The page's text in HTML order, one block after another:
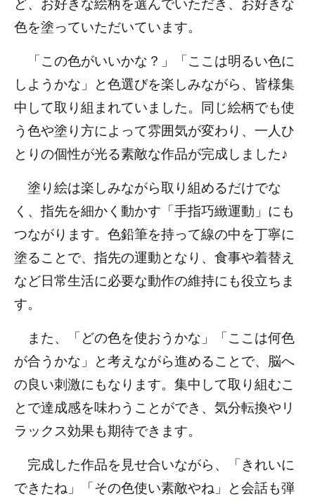
訪問介護（ホームヘルパー）
居宅介護支援事業所
小規模多機能ホーム
要介護度別施設一覧
福利厚生一覧
各種計画書
処遇改善の計画書・報告書
ど、お好きな絵柄を選んでいただき、お好きな
色を塗っていただいています。
「この色がいいかな？」「ここは明るい色に
しようかな」と色選びを楽しみながら、皆様集
中して取り組まれていました。同じ絵柄でも使
う色や塗り方によって雰囲気が変わり、一人ひ
とりの個性が光る素敵な作品が完成しました♪
塗り絵は楽しみながら取り組めるだけでな
く、指先を細かく動かす「手指巧緻運動」にも
つながります。色鉛筆を持って線の中を丁寧に
塗ることで、指先の運動となり、食事や着替え
など日常生活に必要な動作の維持にも役立ちま
す。
また、「どの色を使おうかな」「ここは何色
が合うかな」と考えながら進めることで、脳へ
の良い刺激にもなります。集中して取り組むこ
とで達成感を味わうことができ、気分転換やリ
ラックス効果も期待できます。
完成した作品を見せ合いながら、「きれいに
できたね」「その色使い素敵やね」と会話も弾